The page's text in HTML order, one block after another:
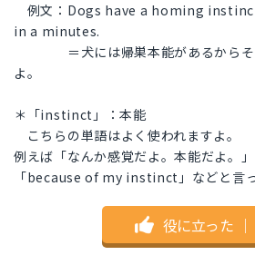
例文：Dogs have a homing
in a minutes.
＝犬には帰巣本能があるからそ
よ。
＊「instinct」：本能
こちらの単語はよく使われますよ。
例えば「なんか感覚だよ。本能だよ。
「because of my instinct」などと言っ
役に立った ｜